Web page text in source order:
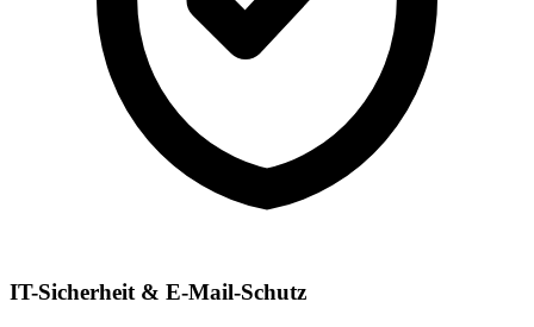
IT-Sicherheit & E-Mail-Schutz